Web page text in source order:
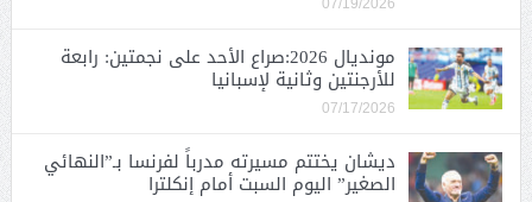
مونديال 2026:صراع الأحد على نجمتين: رابعة
للأرجنتين وثانية لإسبانيا
07/17/2026
ديشان يختتم مسيرته مدرباً لفرنسا بـ”النهائي
الصغير” اليوم السبت أمام إنكلترا